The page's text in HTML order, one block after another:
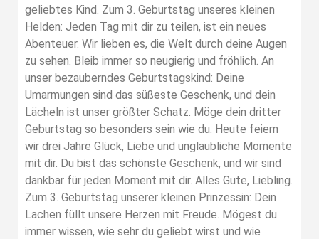
geliebtes Kind. Zum 3. Geburtstag unseres kleinen
Helden: Jeden Tag mit dir zu teilen, ist ein neues
Abenteuer. Wir lieben es, die Welt durch deine Augen
zu sehen. Bleib immer so neugierig und fröhlich. An
unser bezauberndes Geburtstagskind: Deine
Umarmungen sind das süßeste Geschenk, und dein
Lächeln ist unser größter Schatz. Möge dein dritter
Geburtstag so besonders sein wie du. Heute feiern
wir drei Jahre Glück, Liebe und unglaubliche Momente
mit dir. Du bist das schönste Geschenk, und wir sind
dankbar für jeden Moment mit dir. Alles Gute, Liebling.
Zum 3. Geburtstag unserer kleinen Prinzessin: Dein
Lachen füllt unsere Herzen mit Freude. Mögest du
immer wissen, wie sehr du geliebt wirst und wie